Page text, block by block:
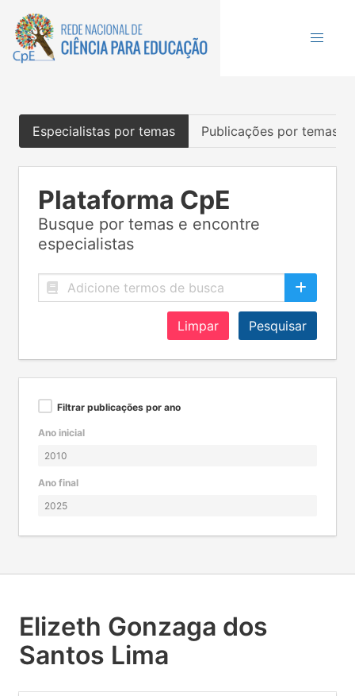
Especialistas por temas Publicações por temas
Plataforma CpE
Busque por temas e encontre
especialistas
Limpar Pesquisar
Filtrar publicações por ano
Ano inicial
Ano final
Elizeth Gonzaga dos
Santos Lima